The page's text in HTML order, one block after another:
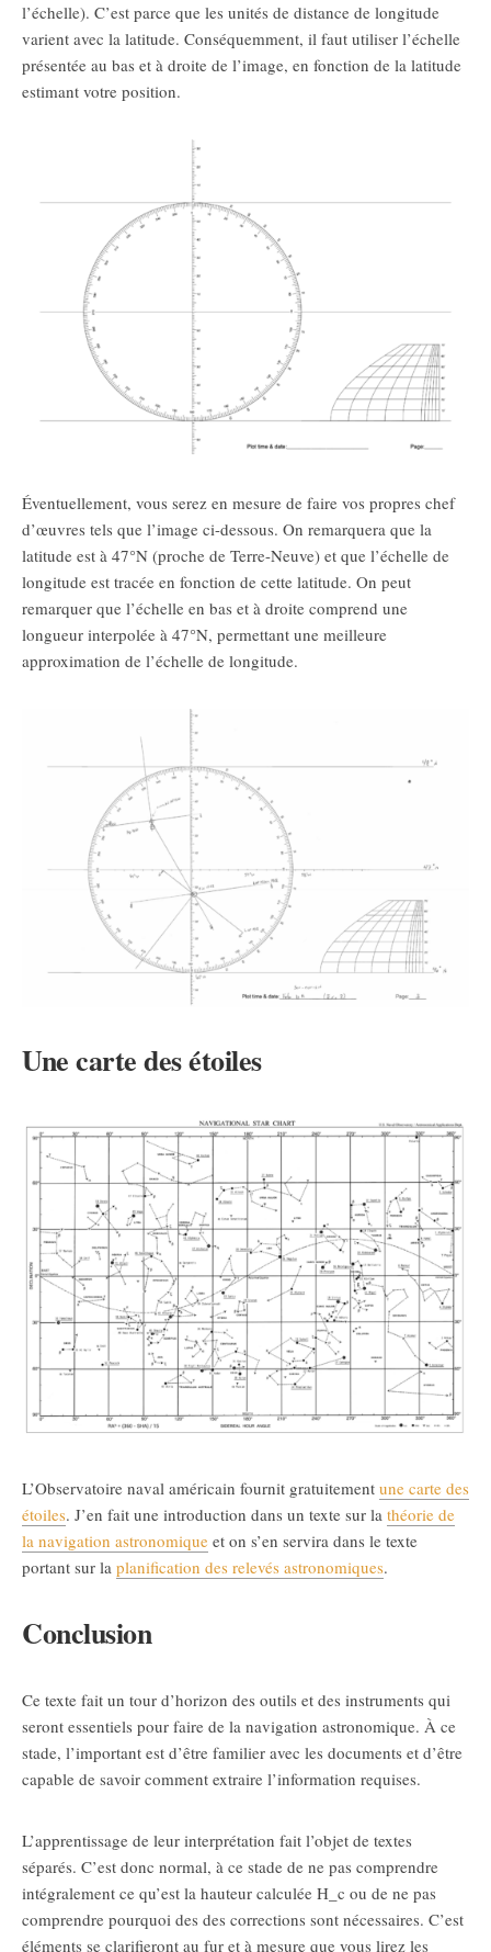
l’échelle). C’est parce que les unités de distance de longitude
varient avec la latitude. Conséquemment, il faut utiliser l’échelle
présentée au bas et à droite de l’image, en fonction de la latitude
estimant votre position.
Éventuellement, vous serez en mesure de faire vos propres chef
d’œuvres tels que l’image ci-dessous. On remarquera que la
latitude est à 47°N (proche de Terre-Neuve) et que l’échelle de
longitude est tracée en fonction de cette latitude. On peut
remarquer que l’échelle en bas et à droite comprend une
longueur interpolée à 47°N, permettant une meilleure
approximation de l’échelle de longitude.
Une carte des étoiles
L’Observatoire naval américain fournit gratuitement une carte des
étoiles. J’en fait une introduction dans un texte sur la théorie de
la navigation astronomique et on s’en servira dans le texte
portant sur la planification des relevés astronomiques.
Conclusion
Ce texte fait un tour d’horizon des outils et des instruments qui
seront essentiels pour faire de la navigation astronomique. À ce
stade, l’important est d’être familier avec les documents et d’être
capable de savoir comment extraire l’information requises.
L’apprentissage de leur interprétation fait l’objet de textes
séparés. C’est donc normal, à ce stade de ne pas comprendre
intégralement ce qu’est la hauteur calculée H_c ou de ne pas
comprendre pourquoi des des corrections sont nécessaires. C’est
éléments se clarifieront au fur et à mesure que vous lirez les